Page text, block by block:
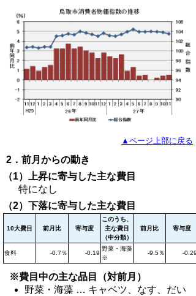
▲ページ上部に戻る
2．前月からの動き
（1）上昇に寄与した主な費目
特になし
（2）下落に寄与した主な費目
10大費目 前月比 寄与度
このうち、
主な費目
（中分類）
前月比 寄与度
食料 -0.7％ -0.19
野菜・海藻
※
-9.5％ -0.29
※費目中の主な品目（対前月）
野菜・海藻 … キャベツ、なす、だい